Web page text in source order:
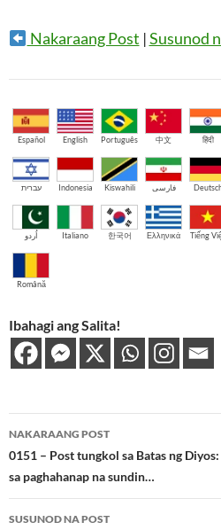
Nakaraang Post |Susunod
Español English Português 中文 हिंदी
עברית Indonesia Kiswahili فارسی
اُردو Italiano 한국어 Ελληνικά Tiếng
Română
Ibahagi ang Salita!
Post
navigation
NAKARAANG POST
0151 – Post tungkol sa Batas ng
sa paghahanap na sundin…
SUSUNOD NA POST